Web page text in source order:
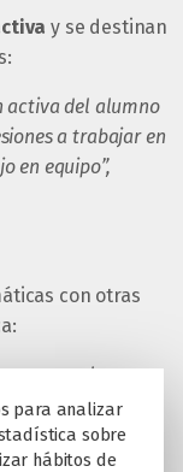
y se destinan
activa del alumno
a trabajar en
en equipo”,
con otras
vean la
asignaturas,
Técnico”,afirma
para analizar
sobre
hábitos de